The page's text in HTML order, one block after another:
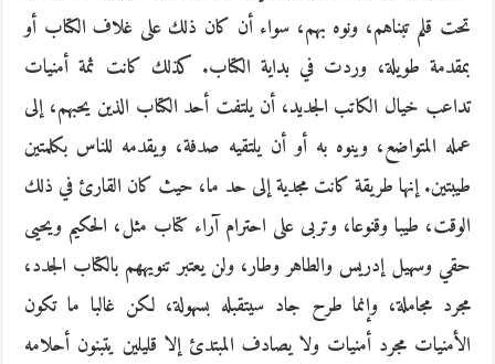
تحت قلم تبناهم، ونوه بهم، سواء أن كان ذلك على غلاف الكتاب أو
بمقدمة طويلة، وردت في بداية الكتاب. كذلك كانت ثمة أمنيات
تداعب خيال الكاتب الجديد، أن يلتفت أحد الكتاب الذين يحبهم، إلى
عمله المتواضع، وينوه به أو أن يلتقيه صدفة، ويقدمه للناس بكلمتين
طيبتين. إنها طريقة كانت مجدية إلى حد ما، حيث كان القارئ في ذلك
الوقت، طيبا وقنوعا، وتربى على احترام آراء كتاب مثل، الحكيم ويحيى
حقي وسهيل إدريس والطاهر وطار، ولن يعتبر تنويههم بالكتاب الجدد،
مجرد مجاملة، وإنما طرح جاد سيتقبله بسهولة، لكن غالبا ما تكون
الأمنيات مجرد أمنيات ولا يصادف المبتدئ إلا قليلين يتبنون أحلامه